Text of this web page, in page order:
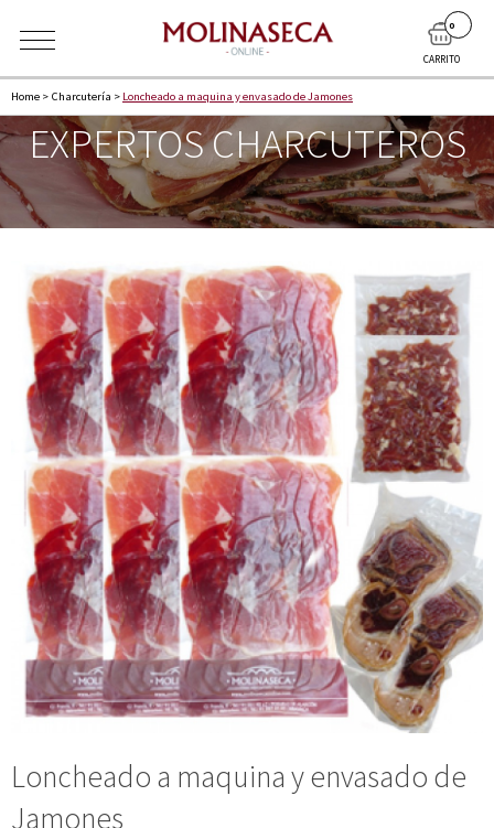
CARRITO
0
Home > Charcuterí­a > Loncheado a maquina y envasado de Jamones
EXPERTOS CHARCUTEROS
Loncheado a maquina y envasado de
Jamones